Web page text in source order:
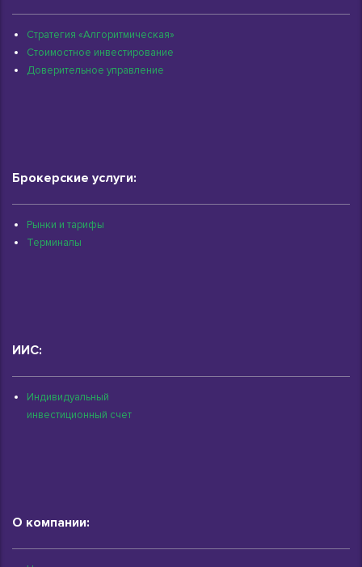
Стратегия «Алгоритмическая»
Стоимостное инвестирование
Доверительное управление
Брокерские услуги:
Рынки и тарифы
Терминалы
ИИС:
Индивидуальный
инвестиционный счет
О компании: